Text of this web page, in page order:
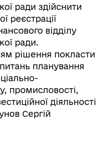
ради здійснити
реєстрації
відділу
ради.
рішення покласти
планування
промисловості,
діяльності
Сергій